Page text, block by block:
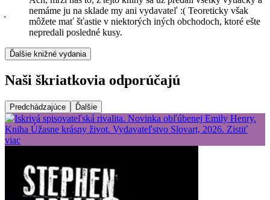
nemáme ju na sklade my ani vydavateľ :( Teoreticky však
môžete mať šťastie v niektorých iných obchodoch, ktoré ešte
nepredali posledné kusy.
Ďalšie knižné vydania
Naši škriatkovia odporúčajú
Predchádzajúce Ďalšie